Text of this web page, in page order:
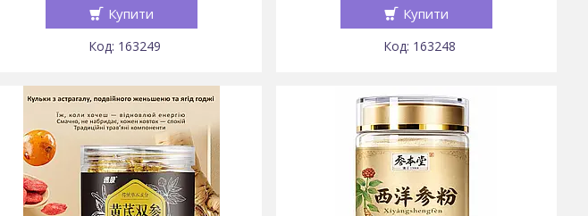
Купити
163249
Купити
163248